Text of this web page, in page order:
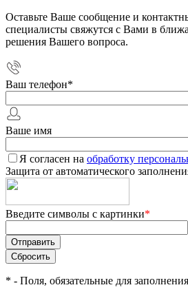
Оставьте Ваше сообщение и
специалисты свяжутся с Вами в
решения Вашего вопроса.
Ваш телефон*
Ваше имя
Я согласен на обработку
Защита от автоматического
Введите символы с картинки*
* - Поля, обязательные для заполнения